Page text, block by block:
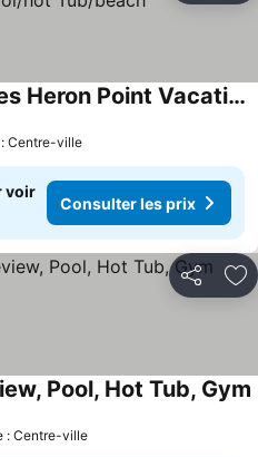
New Listing! Invermeres Heron Point Vacation Getaway! 2 Br. Condo/pool/hot Tub/beach
: Centre-ville
voir
Consulter les prix
Partager
Pool, Hot Tub, Gym
: Centre-ville